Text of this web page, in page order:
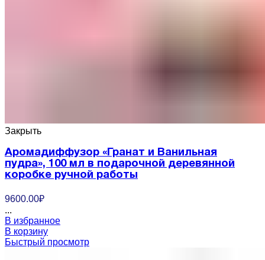
Закрыть
Аромадиффузор «Гранат и Ванильная
пудра», 100 мл в подарочной деревянной
коробке ручной работы
9600.00₽
...
В избранное
В корзину
Быстрый просмотр